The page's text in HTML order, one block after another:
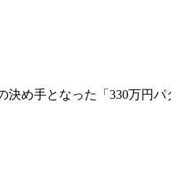
め手となった「330万円